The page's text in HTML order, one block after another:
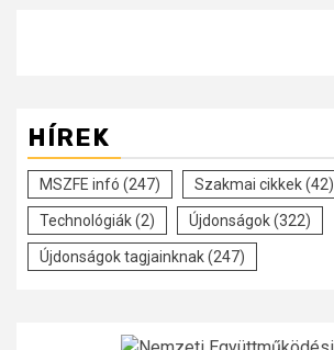
HÍREK
MSZFE infó (247) Szakmai cikkek(42)
Technológiák(2) Újdonságok(322)
Újdonságok tagjainknak(247)